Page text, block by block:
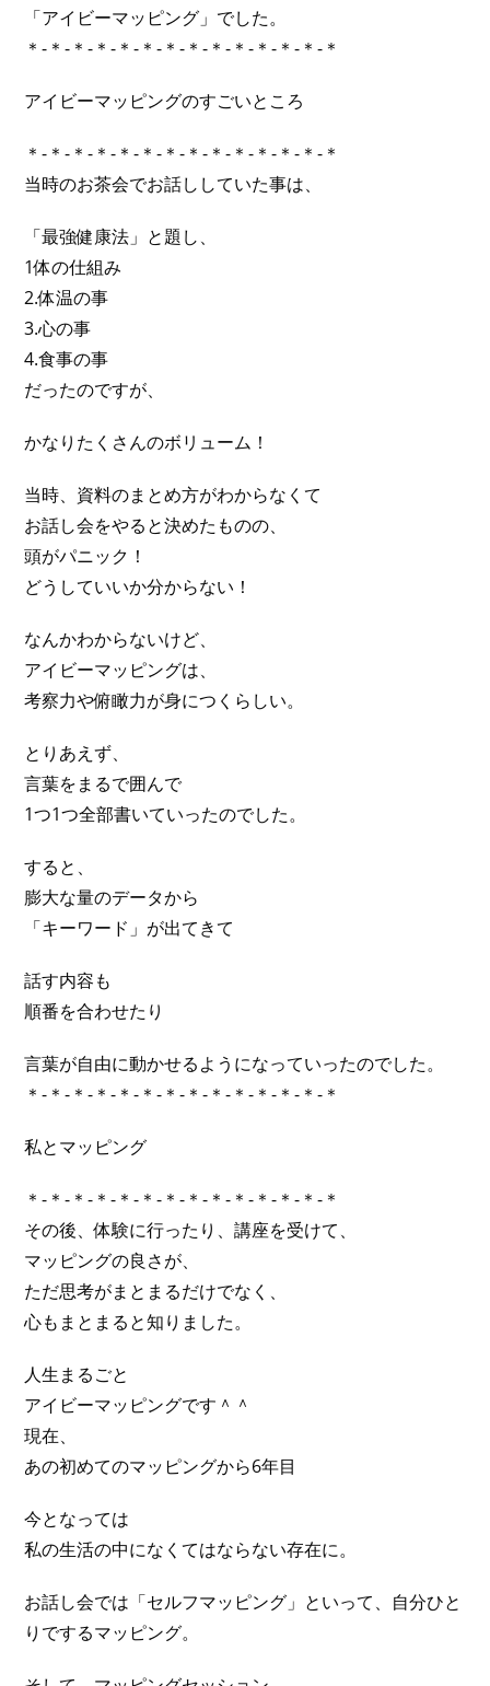
「アイビーマッピング」でした。
＊-＊-＊-＊-＊-＊-＊-＊-＊-＊-＊-＊-＊-＊
アイビーマッピングのすごいところ
＊-＊-＊-＊-＊-＊-＊-＊-＊-＊-＊-＊-＊-＊
当時のお茶会でお話ししていた事は、
「最強健康法」と題し、
1体の仕組み
2.体温の事
3.心の事
4.食事の事
だったのですが、
かなりたくさんのボリューム！
当時、資料のまとめ方がわからなくて
お話し会をやると決めたものの、
頭がパニック！
どうしていいか分からない！
なんかわからないけど、
アイビーマッピングは、
考察力や俯瞰力が身につくらしい。
とりあえず、
言葉をまるで囲んで
1つ1つ全部書いていったのでした。
すると、
膨大な量のデータから
「キーワード」が出てきて
話す内容も
順番を合わせたり
言葉が自由に動かせるようになっていったのでした。
＊-＊-＊-＊-＊-＊-＊-＊-＊-＊-＊-＊-＊-＊
私とマッピング
＊-＊-＊-＊-＊-＊-＊-＊-＊-＊-＊-＊-＊-＊
その後、体験に行ったり、講座を受けて、
マッピングの良さが、
ただ思考がまとまるだけでなく、
心もまとまると知りました。
人生まるごと
アイビーマッピングです＾＾
現在、
あの初めてのマッピングから6年目
今となっては
私の生活の中になくてはならない存在に。
お話し会では「セルフマッピング」といって、自分ひと
りでするマッピング。